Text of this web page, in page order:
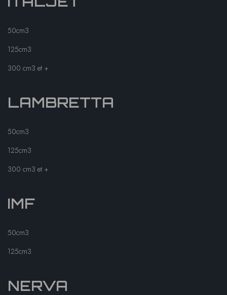
50cm3
125cm3
300 cm3 et +
LAMBRETTA
50cm3
125cm3
300 cm3 et +
IMF
50cm3
125cm3
NERVA